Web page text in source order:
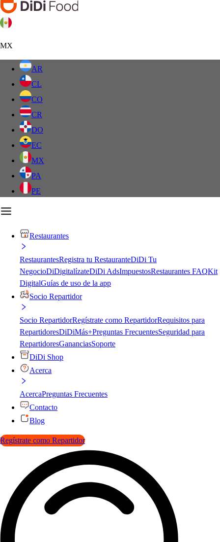
MX
AR
CL
CO
CR
DO
EC
MX
PA
PE
Restaurantes
RestaurantesRegistra tu RestauranteDiDi Tu
NegocioDiDigitalízateDiDi AdsImpuestosRestaurantes FAQKit
DigitalGuías de uso de la app
Socio Repartidor
Socio RepartidorRegístrate como RepartidorRequisitos para
RepartidoresDiDiMás+Preguntas FrecuentesSeguridad para
RepartidoresGananciasSoporte
DiDi Shop
Acerca
AcercaPreguntas Frecuentes
Contacto
Blog
Regístrate como Repartidor